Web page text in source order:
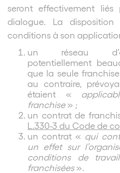
seront effectivement
dialogue. La
conditions à son
un réseau
potentiellement
que la seule
au contraire,
étaient «
franchise» ;
un contrat de
L.330-3 du Code de
un contrat « qui
un effet sur
conditions de
franchisées».